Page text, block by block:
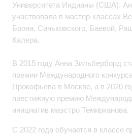
Университета Индианы (США).
участвовала в мастер‑классах
Брона, Синьковского, Баевой,
Калера.
В 2015 году Анна Зильберборд
премии Международного
Прокофьева в Москве, а в 2020
престижную премию
инициатив маэстро Темирканова.
С 2022 года обучается в классе